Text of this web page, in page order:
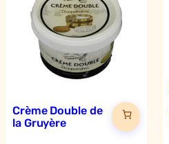
Crème Double de
la Gruyère